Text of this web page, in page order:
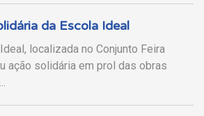
da Escola Ideal
localizada no Conjunto Feira
ação solidária em prol das obras